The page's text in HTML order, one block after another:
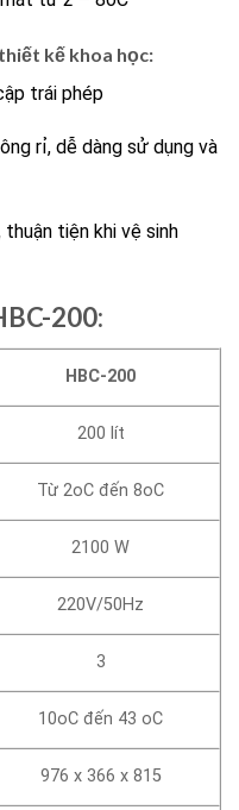
kế khoa học:
trái phép
rỉ, dễ dàng sử dụng và
tiện khi vệ sinh
200:
HBC-200
200 lít
Từ 2oC đến 8oC
2100 W
220V/50Hz
3
10oC đến 43 oC
976 x 366 x 815